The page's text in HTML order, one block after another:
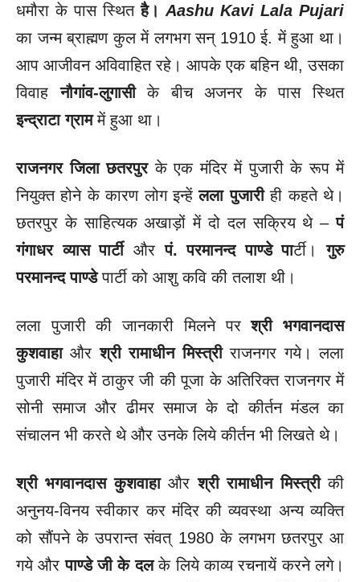
धमौरा के पास स्थितहै। Aashu Kavi Lala Pujari
का जन्म ब्राह्मण कुल में लगभग सन् 1910 ई. में हुआ था।
आप आजीवन अविवाहित रहे। आपके एक बहिन थी, उसका
विवाहनौगांव-लुगासीके बीच अजनर के पास स्थित
इन्द्राटा ग्राममें हुआ था।
राजनगर जिला छतरपुरके एक मंदिर में पुजारी के रूप में
नियुक्त होने के कारण लोग इन्हेंलला पुजारीही कहते थे।
छतरपुर के साहित्यक अखाड़ों में दो दल सक्रिय थे –पं
गंगाधर व्यास पार्टीऔरपं. परमानन्द पाण्डे पार्टी।गुरु
परमानन्द पाण्डेपार्टी को आशु कवि की तलाश थी।
लला पुजारी की जानकारी मिलने परश्री भगवानदास
कुशवाहाऔरश्री रामाधीन मिस्त्रीराजनगर गये। लला
पुजारी मंदिर में ठाकुर जी की पूजा के अतिरिक्त राजनगर में
सोनी समाज और ढीमर समाज के दो कीर्तन मंडल का
संचालन भी करते थे और उनके लिये कीर्तन भी लिखते थे।
श्री भगवानदास कुशवाहाऔरश्री रामाधीन मिस्त्रीकी
अनुनय-विनय स्वीकार कर मंदिर की व्यवस्था अन्य व्यक्ति
को सौंपने के उपरान्त संवत् 1980 के लगभग छतरपुर आ
गये औरपाण्डे जी के दलके लिये काव्य रचनायें करने लगे।